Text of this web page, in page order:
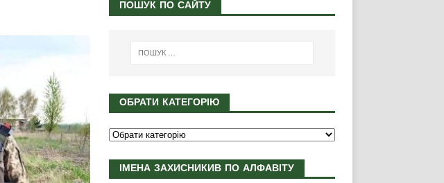
ПОШУК ПО САЙТУ
ОБРАТИ КАТЕГОРІЮ
ІМЕНА ЗАХИСНИКИВ ПО АЛФАВІТУ